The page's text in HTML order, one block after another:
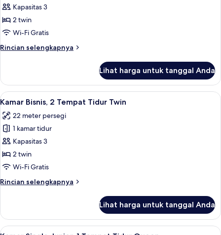
Kamar
Standar,
2
Tidur
Kapasitas 3
2 twin
Wi-Fi Gratis
Rincian selengkapnya
Rincian
Kamar
Standar,
2
Tidur
Twin
Lihat harga untuk tanggal Anda
Lihat
semua
foto
untuk
Kamar
Bisnis,
2
Tidur
Minibar, brankas, meja kerja, dan
4
Kamar Bisnis, 2 Tempat Tidur Twin
22 meter persegi
1 kamar tidur
Kapasitas 3
2 twin
Wi-Fi Gratis
Rincian selengkapnya
Rincian
Kamar
Bisnis,
Lihat harga untuk tanggal Anda
Lihat
Kamar Single Junior, 1 Tempat